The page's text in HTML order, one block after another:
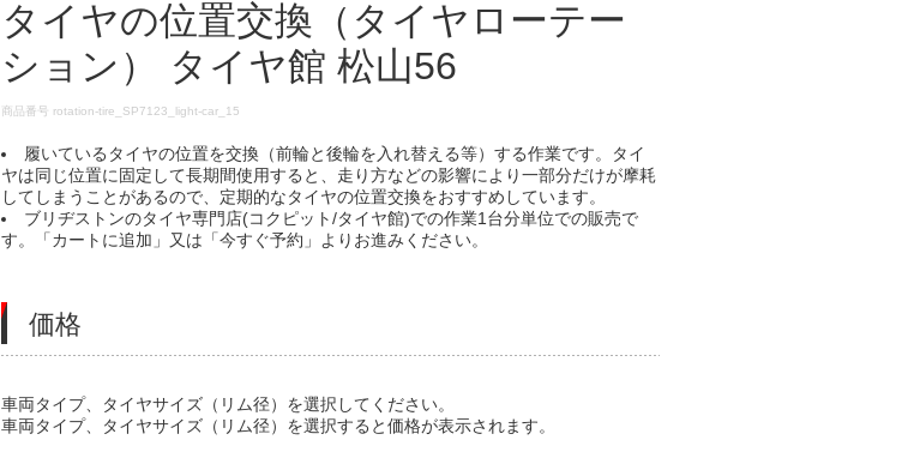
タイヤの位置交換（タイヤローテー
ション） タイヤ館 松山56
DETAILS
商品番号 rotation-tire_SP7123_light-car_15
履いているタイヤの位置を交換（前輪と後輪を入れ替える等）する作業です。タイ
ヤは同じ位置に固定して長期間使用すると、走り方などの影響により一部分だけが摩耗
してしまうことがあるので、定期的なタイヤの位置交換をおすすめしています。
ブリヂストンのタイヤ専門店(コクピット/タイヤ館)での作業1台分単位での販売で
す。「カートに追加」又は「今すぐ予約」よりお進みください。
価格
VARIATIONS
車両タイプ、タイヤサイズ（リム径）を選択してください。
車両タイプ、タイヤサイズ（リム径）を選択すると価格が表示されます。